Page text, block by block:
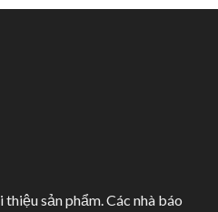
sản phẩm. Các nhà báo